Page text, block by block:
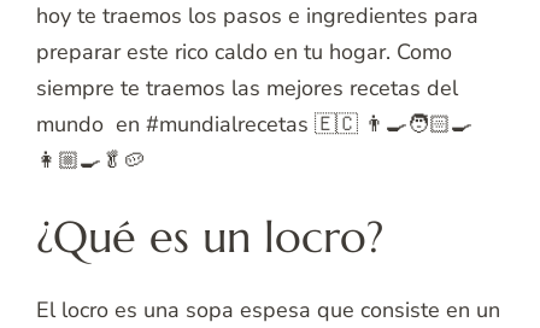
hoy te traemos los pasos e ingredientes para
preparar este rico caldo en tu hogar. Como
siempre te traemos las mejores recetas del
mundo en #mundialrecetas 🇪🇨 👨‍🍳🧑🏻‍🍳
👩🏼‍🍳🥬🥔
¿Qué es un locro?
El locro es una sopa espesa que consiste en un